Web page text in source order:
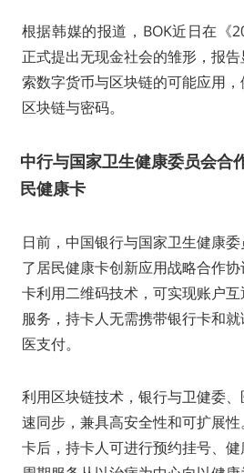
根据韩媒的报道，BOK近日在《
正式提出无现金社会的雏形，报
索数字货币与区块链的可能应用
区块链与密码。
中行与国家卫生健康委员会合
民健康卡
日前，中国银行与国家卫生健康
了居民健康卡创新应用战略合作
卡利用二维码技术，可实现账户
服务，持卡人无需携带银行卡和
医支付。
利用区块链技术，银行与卫健委
速同步，兼具高安全性和可扩展
卡后，持卡人可进行预约挂号、